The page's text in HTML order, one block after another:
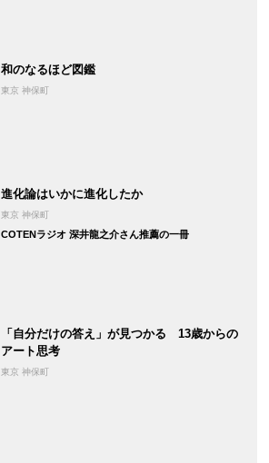
和のなるほど図鑑
東京 神保町
進化論はいかに進化したか
東京 神保町
COTENラジオ 深井龍之介さん推薦の一冊
「自分だけの答え」が見つかる 13歳からの
アート思考
東京 神保町